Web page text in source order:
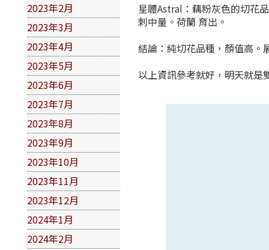
2023年2月
2023年3月
2023年4月
2023年5月
2023年6月
2023年7月
2023年8月
2023年9月
2023年10月
2023年11月
2023年12月
2024年1月
2024年2月
星體Astral：藕粉灰色的切花
刺中量。荷蘭 育出。
結論：純切花品種，顏值高。
以上資訊參考就好，明天就是